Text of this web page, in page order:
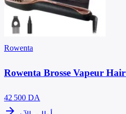
Rowenta
Rowenta Brosse Vapeur
42 500 DA
arrow_forward